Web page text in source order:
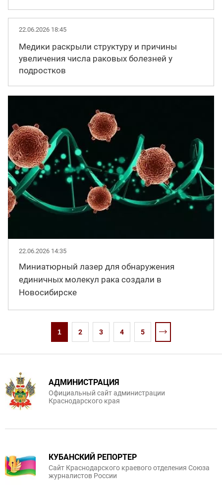
22.06.2026 18:45
Медики раскрыли структуру и причины
увеличения числа раковых болезней у
подростков
22.06.2026 14:35
Миниатюрный лазер для обнаружения
единичных молекул рака создали в
Новосибирске
1 2 3 4 5
АДМИНИСТРАЦИЯ
Официальный сайт администрации
Краснодарского края
КУБАНСКИЙ РЕПОРТЕР
Сайт Краснодарского краевого отделения Союза
журналистов России